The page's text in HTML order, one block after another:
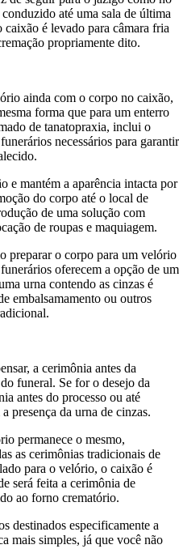
até uma sala de última
é levado para câmara fria
propriamente dito.
ainda com o corpo no caixão,
forma que para um enterro
de tanatopraxia, inclui o
necessários para garantir
e mantém a aparência intacta por
do corpo até o local de
de uma solução com
de roupas e maquiagem.
preparar o corpo para um velório
oferecem a opção de um
urna contendo as cinzas é
embalsamamento ou outros
a cerimônia antes da
funeral. Se for o desejo da
antes do processo ou até
presença da urna de cinzas.
permanece o mesmo,
as cerimônias tradicionais de
para o velório, o caixão é
será feita a cerimônia de
ao forno crematório.
destinados especificamente a
mais simples, já que você não